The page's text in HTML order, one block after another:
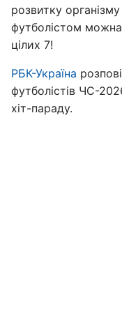
розвитку
футболістом
цілих 7!
РБК-Україна
футболістів ЧС-
хіт-параду.